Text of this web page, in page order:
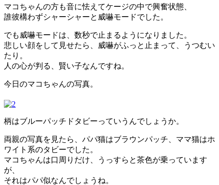
マコちゃんの方も音に怯えてケージの中で興奮状態、
誰彼構わずシャーシャーと威嚇モードでした。
でも威嚇モードは、数秒で止まるようになりました。
悲しい顔をして見せたら、威嚇がふっと止まって、うつむい
たり。
人の心が判る、賢い子なんですね。
今日のマコちゃんの写真。
柄はブルーパッチドタビーっていうんでしょうか。
両親の写真を見たら、パパ猫はブラウンパッチ、ママ猫はホ
ワイト系のタビーでした。
マコちゃんは口周りだけ、うっすらと茶色が乗っています
が、
それはパパ似なんでしょうね。